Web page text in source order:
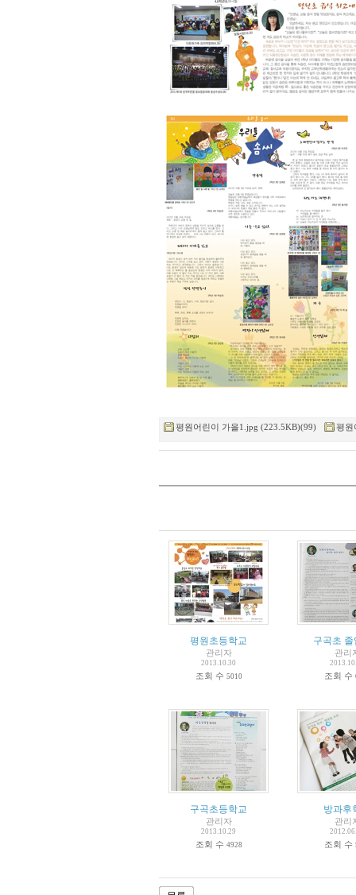
평원어린이 가을1.jpg (223.5KB)(99) 평원
평원초등학교
관리자
2013.10.30
조회 수 5010
구곡초 졸
관리
조회 수
구곡초등학교
관리자
2013.10.29
조회 수 4928
방과후
관리
조회 수